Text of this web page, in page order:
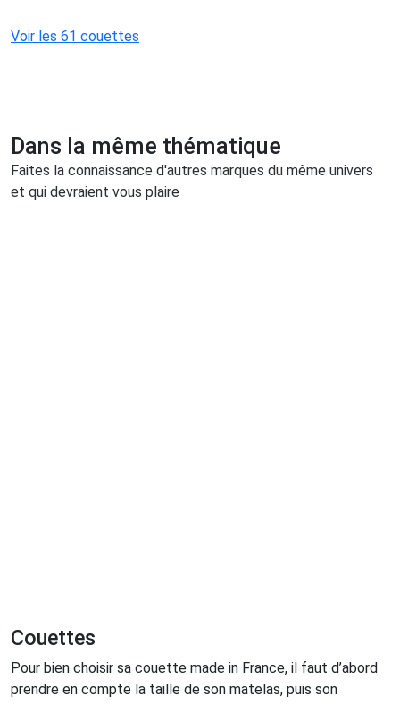
Voir les 61 couettes
Dans la même thématique
Faites la connaissance d'autres marques du même univers
et qui devraient vous plaire
Couettes
Pour bien choisir sa couette made in France, il faut d’abord
prendre en compte la taille de son matelas, puis son